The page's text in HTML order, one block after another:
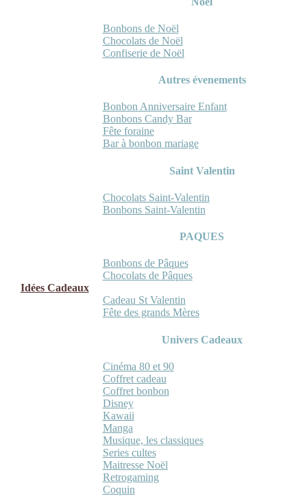
Bonbons de Noël
Chocolats de Noël
Confiserie de Noël
Autres évenements
Bonbon Anniversaire Enfant
Bonbons Candy Bar
Fête foraine
Bar à bonbon mariage
Saint Valentin
Chocolats Saint-Valentin
Bonbons Saint-Valentin
PAQUES
Bonbons de Pâques
Chocolats de Pâques
Idées Cadeaux
Cadeau St Valentin
Fête des grands Mères
Univers Cadeaux
Cinéma 80 et 90
Coffret cadeau
Coffret bonbon
Disney
Kawaii
Manga
Musique, les classiques
Series cultes
Maitresse Noël
Retrogaming
Coquin